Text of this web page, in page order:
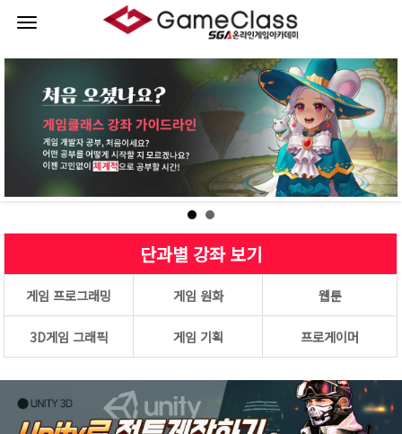
회원가입
취업성공 프로젝트
단과별 강좌
이벤트
커뮤니티
강사진소개
게임클래스
이용안내
나의강의실
단과별 강좌 보기
게임 프로그래밍 게임 원화 웹툰
3D게임 그래픽 게임 기획 프로게이머